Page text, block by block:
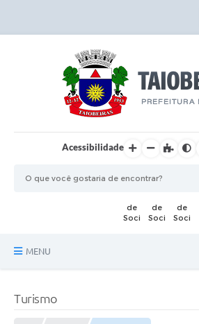
Acessibilidade
MENU
Turismo